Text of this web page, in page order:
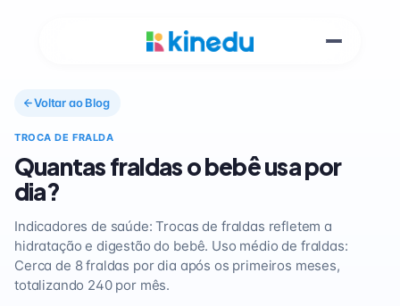
Voltar ao Blog
TROCA DE FRALDA
Quantas fraldas o bebê usa por
dia?
Indicadores de saúde: Trocas de fraldas refletem a
hidratação e digestão do bebê. Uso médio de fraldas:
Cerca de 8 fraldas por dia após os primeiros meses,
totalizando 240 por mês.